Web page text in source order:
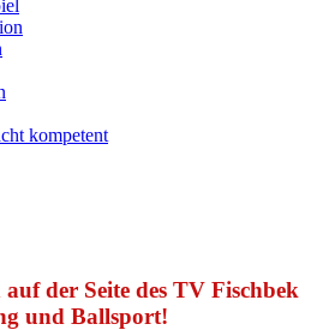
kompetent
der Seite des TV Fischbek
und Ballsport!